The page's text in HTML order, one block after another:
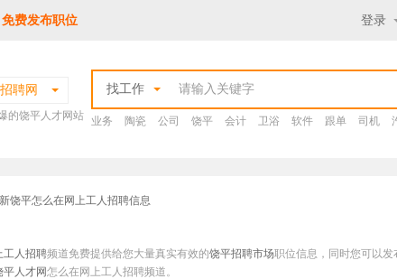
免费发布职位 登录
聘网
的饶平人才网站
找工作
业务 陶瓷 公司 饶平 会计 卫浴 软件 跟单 司机
饶平怎么在网上工人招聘信息
工人招聘频道免费提供给您大量真实有效的饶平招聘市场职位信息，同时您可以发
平人才网怎么在网上工人招聘频道。